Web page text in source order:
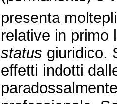
presenta
relative in primo
status giuridico.
effetti indotti